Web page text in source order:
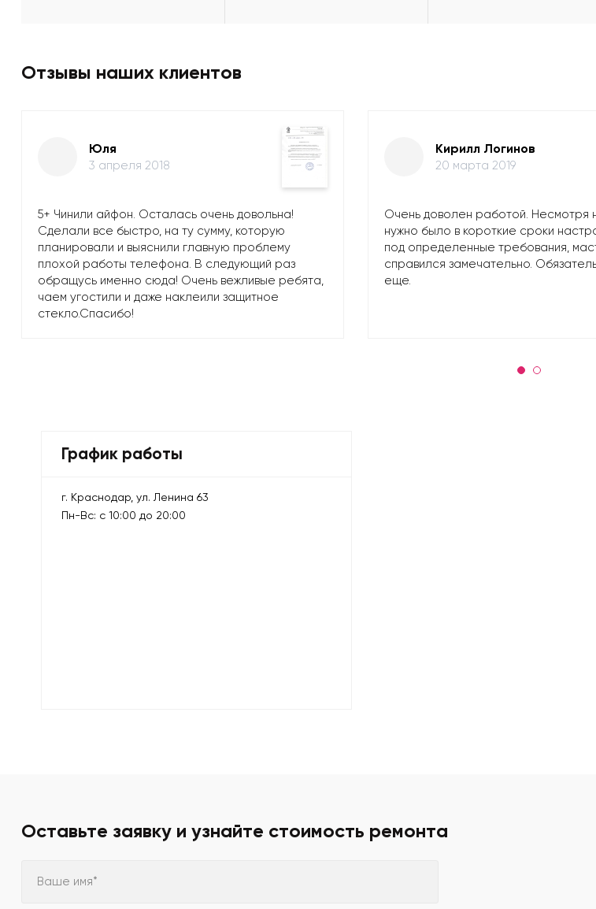
Отзывы наших клиентов
Юля
3 апреля 2018
5+ Чинили айфон. Осталась очень довольна!
Сделали все быстро, на ту сумму, которую
планировали и выяснили главную проблему
плохой работы телефона. В следующий раз
обращусь именно сюда! Очень вежливые ребята,
чаем угостили и даже наклеили защитное
стекло.Спасибо!
Кирилл Логинов
20 марта 2019
Очень доволен работой. Несмотря
нужно было в короткие сроки
под определенные требования,
справился замечательно.
еще.
График работы
г. Краснодар, ул. Ленина 63
Пн-Вс: с 10:00 до 20:00
Оставьте заявку и узнайте стоимость ремонта
Ваше имя*